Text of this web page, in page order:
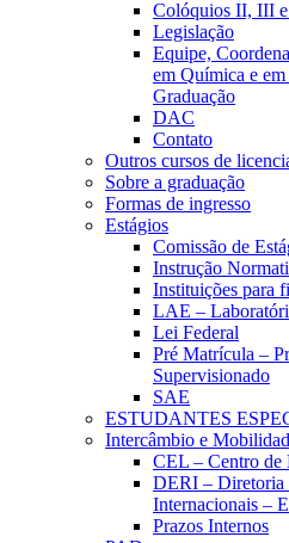
Colóquios II, III
Legislação
Equipe,
em Química e
Graduação
DAC
Contato
Outros cursos de
Sobre a graduação
Formas de ingresso
Estágios
Comissão de
Instrução
Instituições para
LAE –
Lei Federal
Pré Matrícula –
Supervisionado
SAE
ESTUDANTES
Intercâmbio e
CEL – Centro de
DERI – Diretoria
Internacionais –
Prazos Internos